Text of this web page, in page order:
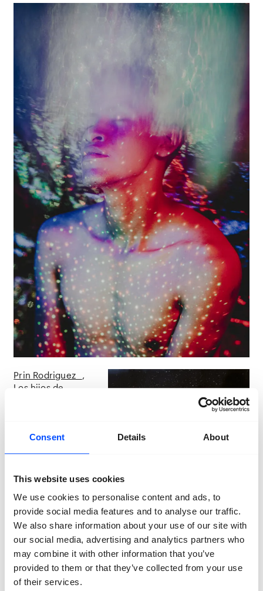
Consent Details About
This website uses cookies
We use cookies to personalise content and ads, to
provide social media features and to analyse our traffic.
We also share information about your use of our site with
our social media, advertising and analytics partners who
may combine it with other information that you’ve
provided to them or that they’ve collected from your use
of their services.
Prin Rodriguez
Los hijos de
Prin Rodriguez
Pariacaca 2018 - Ongoing
In dit fotografische werk brengt Rodriguez de
avonturen van Pariacaca’s kinderen naar het
heden, voorbij generaties, binnen het grondgebied dat
nu Peru is. Een verhaal van continuïteit en veerkracht,
gestoeld op het voortbestaan van de inheemse visie op